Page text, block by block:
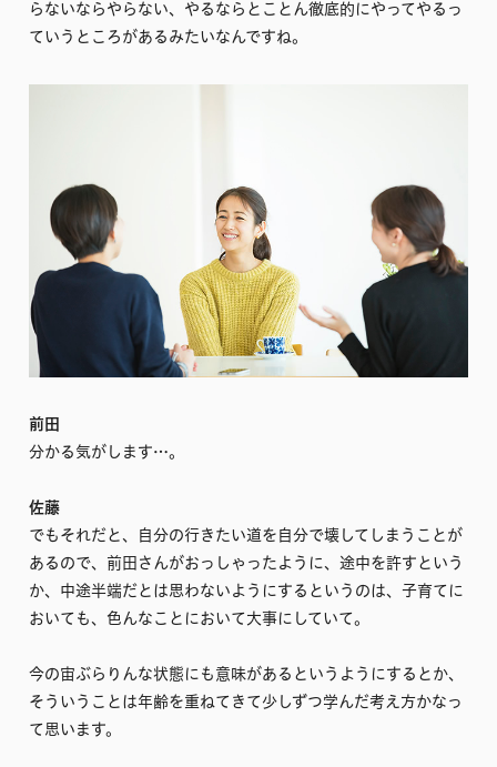
らないならやらない、やるならとことん徹底的にやってやるっ
ていうところがあるみたいなんですね。
前田
分かる気がします…。
佐藤
でもそれだと、自分の行きたい道を自分で壊してしまうことが
あるので、前田さんがおっしゃったように、途中を許すという
か、中途半端だとは思わないようにするというのは、子育てに
おいても、色んなことにおいて大事にしていて。
今の宙ぶらりんな状態にも意味があるというようにするとか、
そういうことは年齢を重ねてきて少しずつ学んだ考え方かなっ
て思います。